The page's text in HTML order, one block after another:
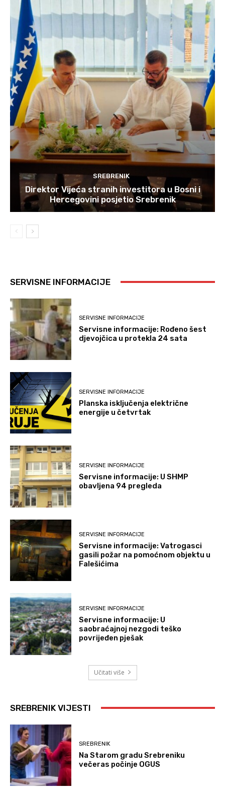
SREBRENIK
Direktor Vijeća stranih investitora u Bosni i
Hercegovini posjetio Srebrenik
SERVISNE INFORMACIJE
SERVISNE INFORMACIJE
Servisne informacije: Rođeno šest
djevojčica u protekla 24 sata
SERVISNE INFORMACIJE
Planska isključenja električne
energije u četvrtak
SERVISNE INFORMACIJE
Servisne informacije: U SHMP
obavljena 94 pregleda
SERVISNE INFORMACIJE
Servisne informacije: Vatrogasci
gasili požar na pomoćnom objektu u
Falešićima
SERVISNE INFORMACIJE
Servisne informacije: U
saobraćajnoj nezgodi teško
povrijeđen pješak
Učitati više
SREBRENIK VIJESTI
SREBRENIK
Na Starom gradu Srebreniku
večeras počinje OGUS